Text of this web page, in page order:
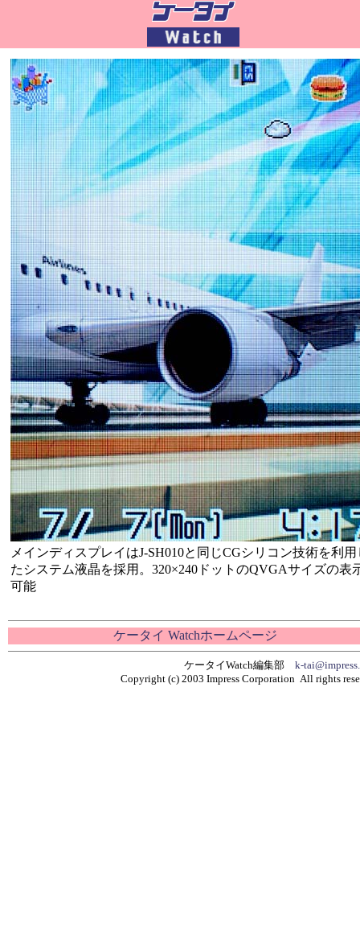
メインディスプレイはJ-SH010と同じCGシリコン技術を利用
たシステム液晶を採用。320×240ドットのQVGAサイズの表
可能
ケータイ Watchホームページ
ケータイWatch編集部 k-
Copyright (c) 2003 Impress Corporation All rights